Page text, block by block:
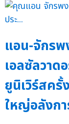
แอน-จักรพ
เอลซัลวาด
ยูนิเวิร์สค
ใหญ่อลังก